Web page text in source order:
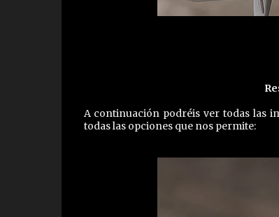
A continuación podréis ver todas las
todas las opciones que nos permite: